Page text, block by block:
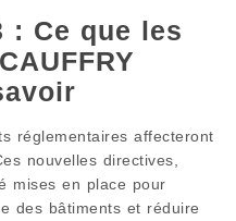
: Ce que les
réglementaires affecteront
nouvelles directives,
mises en place pour
des bâtiments et réduire